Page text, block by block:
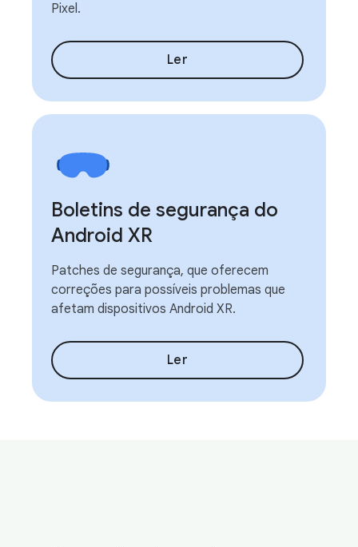
Pixel.
Ler
Boletins de segurança do
Android XR
Patches de segurança, que oferecem
correções para possíveis problemas que
afetam dispositivos Android XR.
Ler